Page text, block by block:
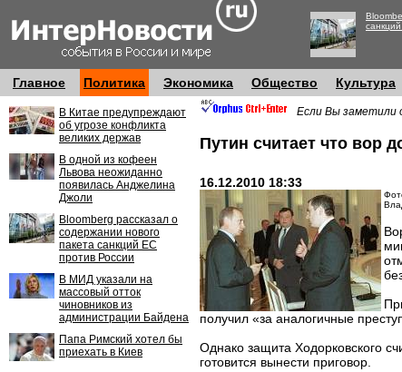
Главное Политика Экономика Общество Культура
В Китае предупреждают
об угрозе конфликта
великих держав
В одной из кофеен
Львова неожиданно
появилась Анджелина
Джоли
Bloomberg рассказал о
содержании нового
пакета санкций ЕС
против России
В МИД указали на
массовый отток
чиновников из
администрации Байдена
Папа Римский хотел бы
приехать в Киев
Если Вы заметили
Путин считает что вор
16.12.2010 18:33
получил «за аналогичные
Однако защита Ходорковского
готовится вынести приговор.